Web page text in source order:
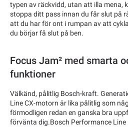
typen av räckvidd, utan att illa mena,
stoppa ditt pass innan du får slut på
att du har för ont i rumpan av att
du börjar få slut på ben.
Focus Jam² med smarta
funktioner
Välkänd, pålitlig Bosch-kraft.
Line CX-motorn är lika pålitlig som
förmodligen redan en ganska bra
förvänta dig.Bosch Performance Line